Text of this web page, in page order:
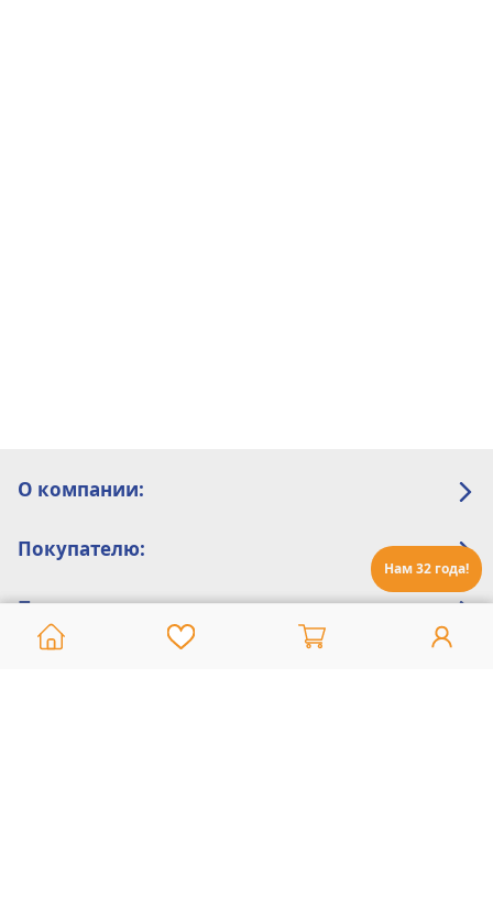
Нам 32 года!
О компании:
Покупателю:
Помощь: